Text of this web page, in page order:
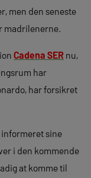
men den seneste
madrilenerne.
Cadena SER nu,
har
har forsikret
informeret sine
i den kommende
at komme til